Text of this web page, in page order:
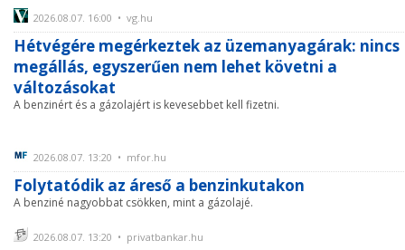
2026.08.07. 16:00 • vg.hu
Hétvégére megérkeztek az üzemanyagárak: nincs
megállás, egyszerűen nem lehet követni a
változásokat
A benzinért és a gázolajért is kevesebbet kell fizetni.
2026.08.07. 13:20 • mfor.hu
Folytatódik az áreső a benzinkutakon
A benziné nagyobbat csökken, mint a gázolajé.
2026.08.07. 13:20 • privatbankar.hu